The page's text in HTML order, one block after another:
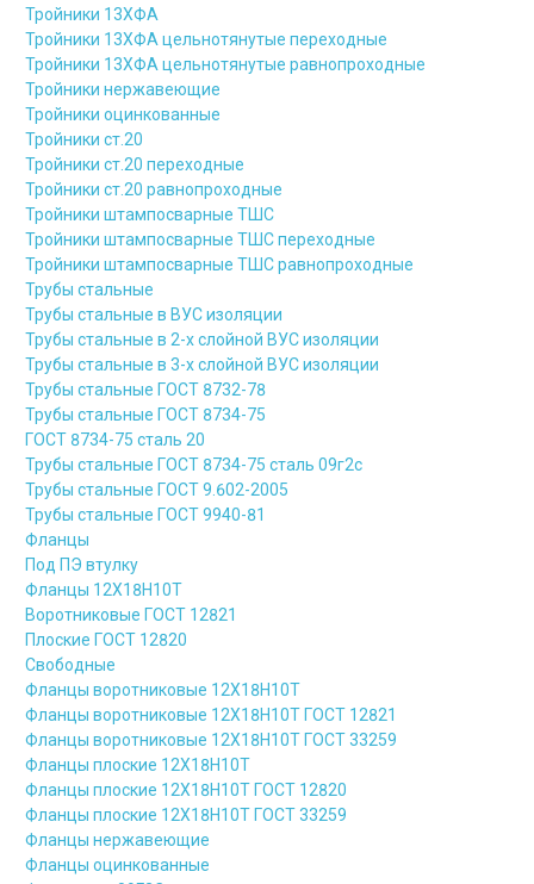
Тройники 13ХФА
Тройники 13ХФА цельнотянутые переходные
Тройники 13ХФА цельнотянутые равнопроходные
Тройники нержавеющие
Тройники оцинкованные
Тройники ст.20
Тройники ст.20 переходные
Тройники ст.20 равнопроходные
Тройники штампосварные ТШС
Тройники штампосварные ТШС переходные
Тройники штампосварные ТШС равнопроходные
Трубы стальные
Трубы стальные в ВУС изоляции
Трубы стальные в 2-х слойной ВУС изоляции
Трубы стальные в 3-х слойной ВУС изоляции
Трубы стальные ГОСТ 8732-78
Трубы стальные ГОСТ 8734-75
ГОСТ 8734-75 сталь 20
Трубы стальные ГОСТ 8734-75 сталь 09г2с
Трубы стальные ГОСТ 9.602-2005
Трубы стальные ГОСТ 9940-81
Фланцы
Под ПЭ втулку
Фланцы 12Х18Н10Т
Воротниковые ГОСТ 12821
Плоские ГОСТ 12820
Свободные
Фланцы воротниковые 12Х18Н10Т
Фланцы воротниковые 12Х18Н10Т ГОСТ 12821
Фланцы воротниковые 12Х18Н10Т ГОСТ 33259
Фланцы плоские 12Х18Н10Т
Фланцы плоские 12Х18Н10Т ГОСТ 12820
Фланцы плоские 12Х18Н10Т ГОСТ 33259
Фланцы нержавеющие
Фланцы оцинкованные